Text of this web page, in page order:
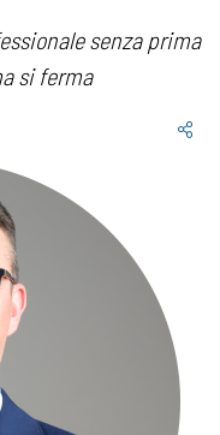
senza prima
si ferma